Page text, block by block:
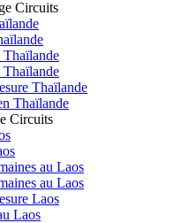
Thaïlande
Thaïlande
Thaïlande
Thaïlande
au Laos
au Laos
Laos
Laos